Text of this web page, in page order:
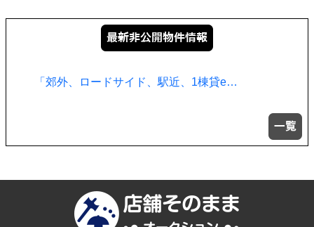
「郊外、ロードサイド、駅近、1棟貸e…